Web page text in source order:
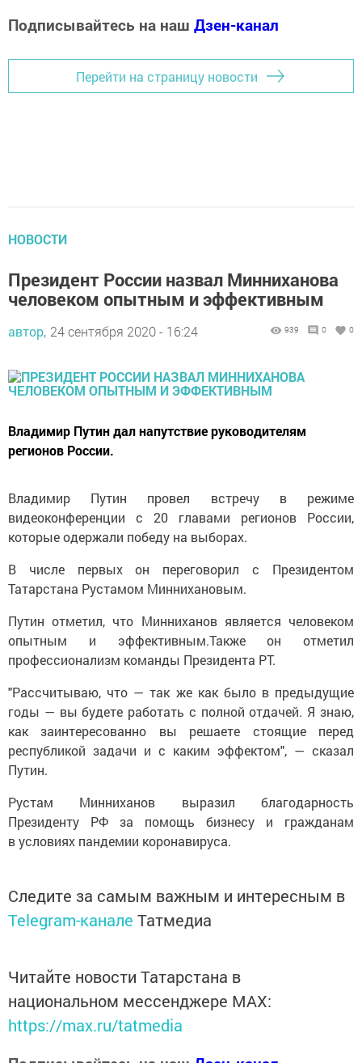
Подписывайтесь на наш Дзен-канал
Перейти на страницу новости
НОВОСТИ
Президент России назвал Минниханова
человеком опытным и эффективным
автор, 24 сентября 2020 - 16:24 939 0 0
Владимир Путин дал напутствие руководителям
регионов России.
Владимир Путин провел встречу в режиме
видеоконференции с 20 главами регионов России,
которые одержали победу на выборах.
В числе первых он переговорил с Президентом
Татарстана Рустамом Миннихановым.
Путин отметил, что Минниханов является человеком
опытным и эффективным.Также он отметил
профессионализм команды Президента РТ.
"Рассчитываю, что — так же как было в предыдущие
годы — вы будете работать с полной отдачей. Я знаю,
как заинтересованно вы решаете стоящие перед
республикой задачи и с каким эффектом", — сказал
Путин.
Рустам Минниханов выразил благодарность
Президенту РФ за помощь бизнесу и гражданам
в условиях пандемии коронавируса.
Следите за самым важным и интересным в
Telegram-канале Татмедиа
Читайте новости Татарстана в
национальном мессенджере MАХ:
https://max.ru/tatmedia